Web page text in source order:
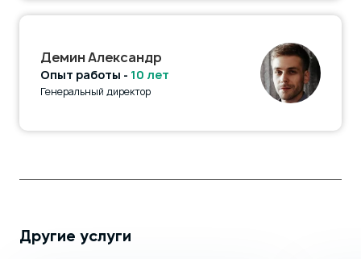
Демин Александр
Опыт работы - 10 лет
Генеральный директор
Другие услуги